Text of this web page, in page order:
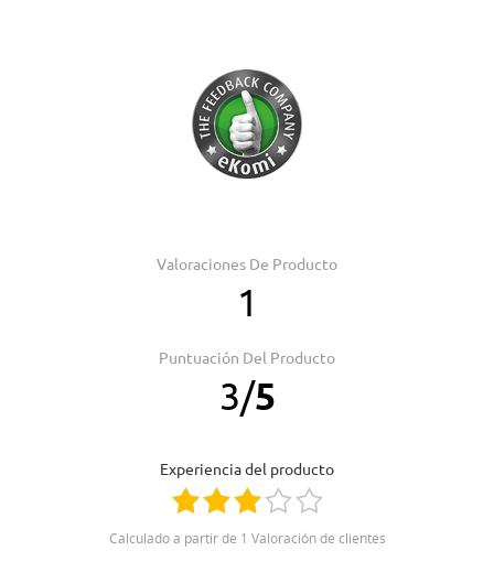
Valoraciones De Producto
1
Puntuación Del Producto
3/5
Experiencia del producto
Calculado a partir de 1 Valoración de clientes